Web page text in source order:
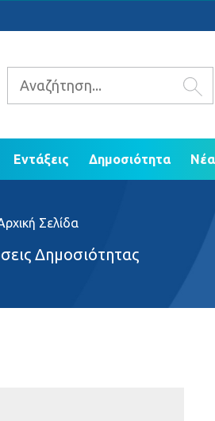
Εντάξεις Δημοσιότητα
Σελίδα
Δημοσιότητας